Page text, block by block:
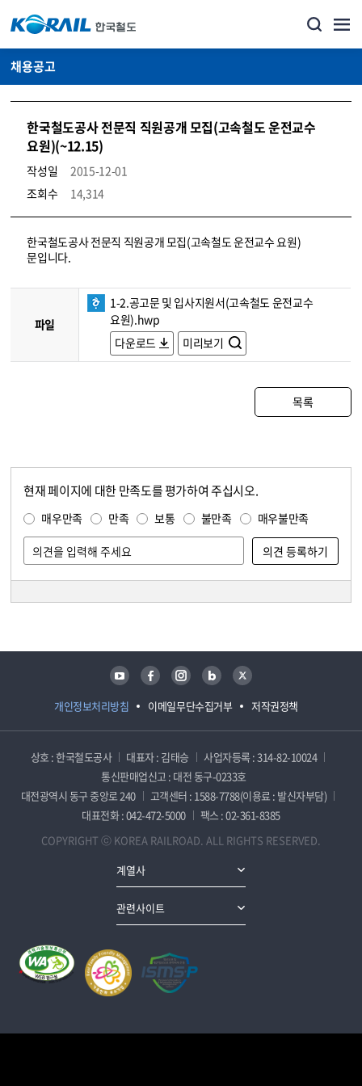
채용공고
한국철도공사 전문직 직원공개 모집(고속철도 운전교수
요원)(~12.15)
작성일
2015-12-01
조회수
14,314
코레일소개_경영공시_채용공고 상세보기 – 내용, 파일, 담당자 연락처로 구성
한국철도공사 전문직 직원공개 모집(고속철도 운전교수 요원)
문입니다.
파일
1-2.공고문 및 입사지원서(고속철도 운전교수
요원).hwp
다운로드
미리보기
목록
현재 페이지에 대한 만족도를 평가하여 주십시오.
매우만족 만족 보통 불만족 매우불만족
개인정보처리방침 이메일무단수집거부 저작권정책
유튜브 페이스북 인스타그램 블로그 트위터
상호 : 한국철도공사 대표자 : 김태승
사업자등록 : 314-82-10024
통신판매업신고 : 대전 동구-0233호
대전광역시 동구 중앙로 240
고객센터 : 1588-7788(이용료 : 발신자부담)
대표전화 : 042-472-5000
팩스 : 02-361-8385
COPYRIGHT ⓒ KOREA RAILROAD. ALL RIGHTS RESERVED.
계열사
관련사이트